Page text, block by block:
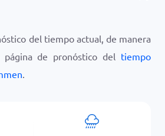
del tiempo actual, de manera
página de pronóstico del tiempo
.